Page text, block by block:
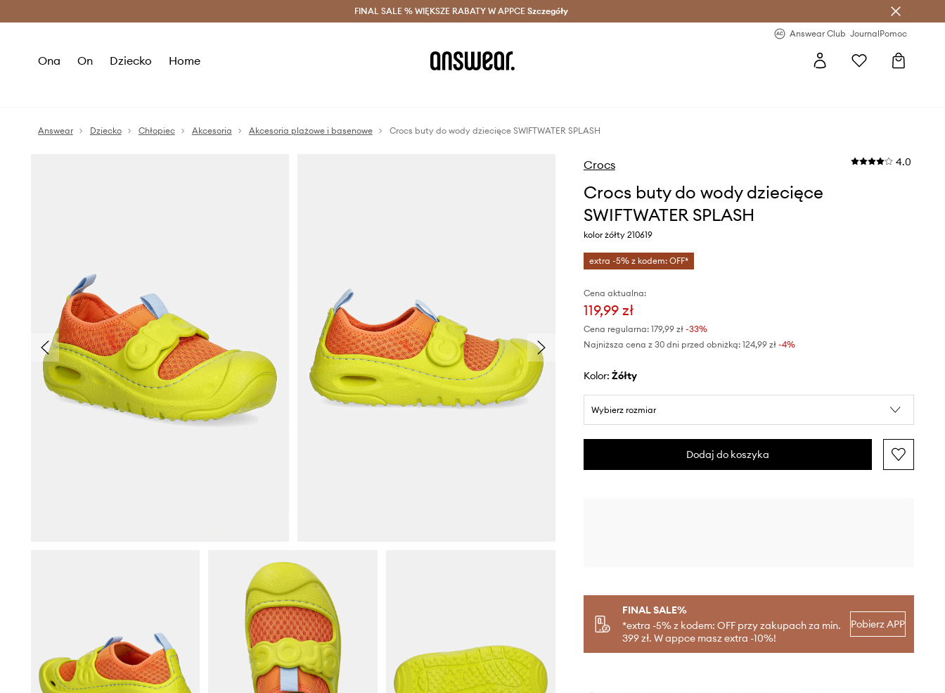
Oszczędzaj z Answear Club > Dostawa nawet w 24h >
FINAL SALE % WIĘKSZE RABATY W APPCE Szczegóły
Answear Club JournalPomoc
Ona On Dziecko Home
Answear Dziecko Chłopiec Akcesoria Akcesoria plażowe i basenowe Crocs buty do wody dziecięce SWIFTWATER SPLASH
Crocs 4.0
Crocs buty do wody dziecięce
SWIFTWATER SPLASH
kolor żółty 210619
extra -5% z kodem: OFF*
Cena aktualna:
119,99 zł
Cena regularna: 179,99 zł-33%
Najniższa cena z 30 dni przed obniżką: 124,99 zł -4%
Kolor: żółty
Wybierz rozmiar
Dodaj do koszyka
FINAL SALE%
*extra -5% z kodem: OFF przy zakupach za min.
399 zł. W appce masz extra -10%!
Pobierz APP